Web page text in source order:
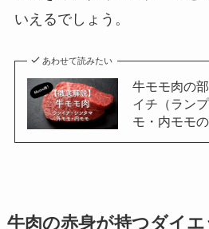
いえるでしょう。
あわせて読みたい
牛モモ肉の
イチ（ラン
モ・内モモ
牛肉の赤身が持つダイ